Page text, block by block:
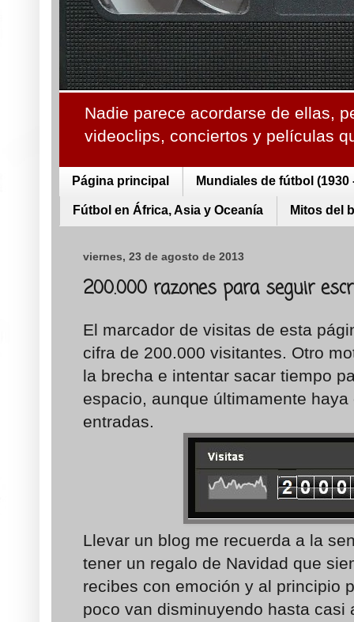
Nadie parece acordarse de ellas,
videoclips, conciertos y películas
Página principal Mundiales de fútbol (1930
Fútbol en África, Asia y Oceanía Mitos del
viernes, 23 de agosto de 2013
200.000 razones para seguir
El marcador de visitas de esta
cifra de 200.000 visitantes. Otro
la brecha e intentar sacar tiempo
espacio, aunque últimamente
entradas.
Llevar un blog me recuerda a la
tener un regalo de Navidad que
recibes con emoción y al principio
poco van disminuyendo hasta casi